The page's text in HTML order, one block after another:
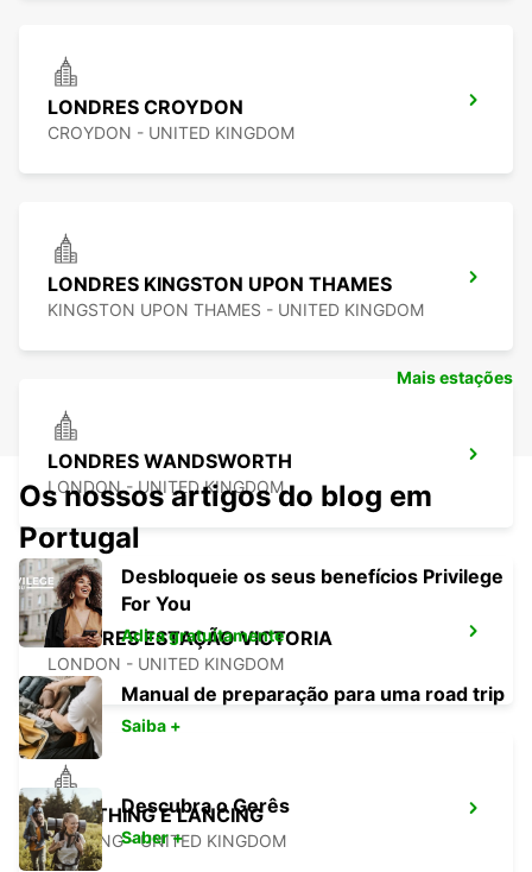
LONDRES CROYDON
CROYDON - UNITED KINGDOM
LONDRES KINGSTON UPON THAMES
KINGSTON UPON THAMES - UNITED KINGDOM
LONDRES WANDSWORTH
LONDON - UNITED KINGDOM
LONDRES ESTAÇÃO VICTORIA
LONDON - UNITED KINGDOM
WORTHING E LANCING
LANCING - UNITED KINGDOM
Mais estações
Os nossos artigos do blog em
Portugal
Desbloqueie os seus benefícios Privilege
For You
Adira gratuitamente
Manual de preparação para uma road trip
Saiba +
Descubra o Gerês
Saber +